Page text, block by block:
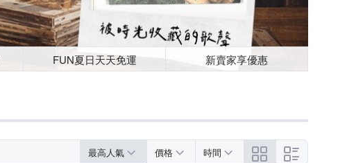
FUN夏日天天免運 新賣家享優惠
最高人氣 價格 時間